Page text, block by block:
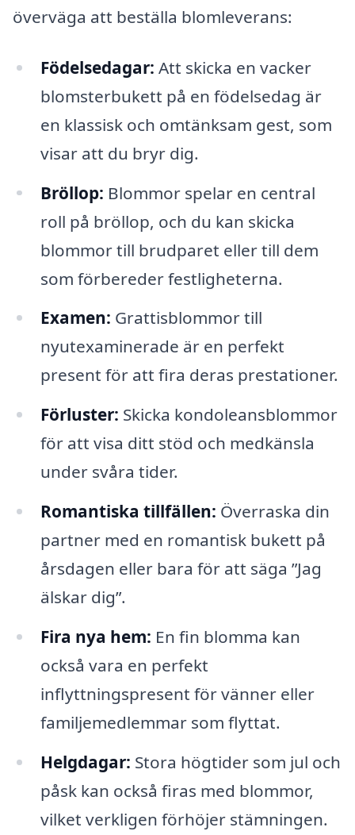
överväga att beställa blomleverans:
Födelsedagar: Att skicka en vacker
blomsterbukett på en födelsedag är
en klassisk och omtänksam gest, som
visar att du bryr dig.
Bröllop: Blommor spelar en central
roll på bröllop, och du kan skicka
blommor till brudparet eller till dem
som förbereder festligheterna.
Examen: Grattisblommor till
nyutexaminerade är en perfekt
present för att fira deras prestationer.
Förluster: Skicka kondoleansblommor
för att visa ditt stöd och medkänsla
under svåra tider.
Romantiska tillfällen: Överraska din
partner med en romantisk bukett på
årsdagen eller bara för att säga ”Jag
älskar dig”.
Fira nya hem: En fin blomma kan
också vara en perfekt
inflyttningspresent för vänner eller
familjemedlemmar som flyttat.
Helgdagar: Stora högtider som jul och
påsk kan också firas med blommor,
vilket verkligen förhöjer stämningen.